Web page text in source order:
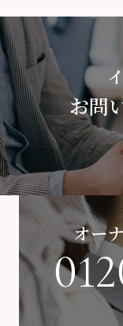
お問
オー